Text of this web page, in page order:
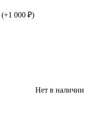
(+1 000 ₽)
Нет в наличии